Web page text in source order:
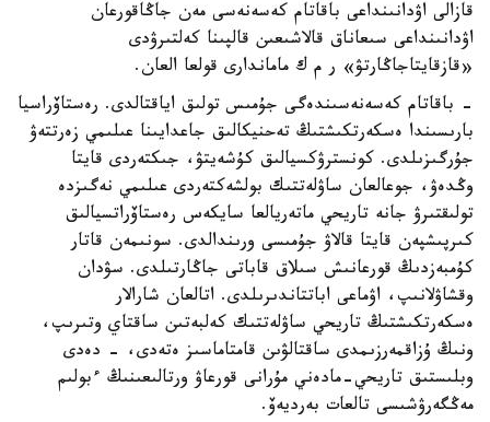
قازالى اۋدانىنداعى باقاتام كەسەنەسى مەن جاڭاقورعان
اۋدانىنداعى سىعاناق قالاشىعىن قالپىنا كەلتىرۋدى
«قازقايتاجاڭارتۋ» ر م ك ماماندارى قولعا العان.
- باقاتام كەسەنەسىندەگى جۇمىس تولىق اياقتالدى. رەستاۆراسيا
بارىسىندا ەسكەرتكىشتىڭ تەحنيكالىق جاعدايىنا عىلىمي زەرتتەۋ
جۇرگىزىلدى. كونسترۋكسيالىق كۇشەيتۋ، جىكتەردى قايتا
وڭدەۋ، جوعالعان ساۋلەتتىك بولشەكتەردى عىلىمي نەگىزدە
تولىقتىرۋ جانە تاريحي ماتەريالعا سايكەس رەستاۆراتسيالىق
كىرپىشپەن قايتا قالاۋ جۇمىسى ورىندالدى. سونىمەن قاتار
كۇمبەزدىڭ قورعانىش سىلاق قاباتى جاڭارتىلدى. سۋدان
وقشاۋلانىپ، اۋماعى اباتتاندىرىلدى. اتالعان شارالار
ەسكەرتكىشتىڭ تاريحي ساۋلەتتىك كەلبەتىن ساقتاي وتىرىپ،
ونىڭ ۇزاقمەرزىمدى ساقتالۋىن قامتاماسىز ەتەدى، - دەدى
وبلىستىق تاريحي-مادەني مۇرانى قورعاۋ ورتالىعىنىڭ ءبولىم
مەڭگەرۋشىسى تالعات بەرديەۆ.